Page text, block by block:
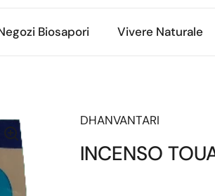
Biosapori Vivere Naturale
DHANVANTARI
INCENSO